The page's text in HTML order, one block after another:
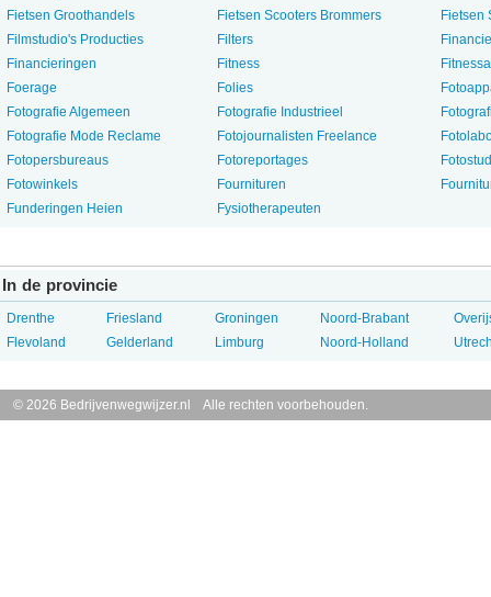
Fietsen Groothandels
Filmstudio's Producties
Financieringen
Foerage
Fotografie Algemeen
Fotografie Mode Reclame
Fotopersbureaus
Fotowinkels
Funderingen Heien
Fietsen Scooters Brommers
Filters
Fitness
Folies
Fotografie Industrieel
Fotojournalisten Freelance
Fotoreportages
Fournituren
Fysiotherapeuten
Fietsen
In de provincie
Drenthe
Flevoland
Friesland
Gelderland
Groningen
Limburg
Noord-Brabant
Noord-Holland
© 2026 Bedrijvenwegwijzer.nl Alle rechten voorbehouden.